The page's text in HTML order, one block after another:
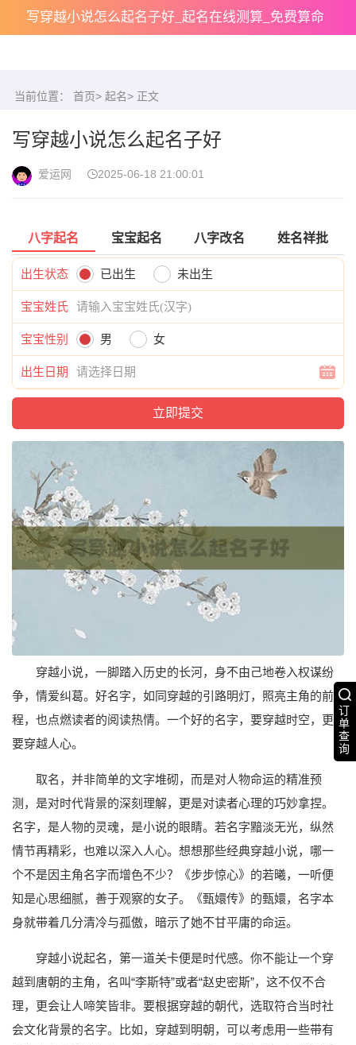
写穿越小说怎么起名子好_起名在线测算_免费算命
订
单
查
询
当前位置： 首页> 起名> 正文
写穿越小说怎么起名子好
爱运网 2025-06-18 21:00:01
八字起名 宝宝起名 八字改名 姓名祥批
出生状态 已出生 未出生
宝宝姓氏
宝宝性别 男 女
出生日期
穿越小说，一脚踏入历史的长河，身不由己地卷入权谋纷
争，情爱纠葛。好名字，如同穿越的引路明灯，照亮主角的前
程，也点燃读者的阅读热情。一个好的名字，要穿越时空，更
要穿越人心。
取名，并非简单的文字堆砌，而是对人物命运的精准预
测，是对时代背景的深刻理解，更是对读者心理的巧妙拿捏。
名字，是人物的灵魂，是小说的眼睛。若名字黯淡无光，纵然
情节再精彩，也难以深入人心。想想那些经典穿越小说，哪一
个不是因主角名字而增色不少？《步步惊心》的若曦，一听便
知是心思细腻，善于观察的女子。《甄嬛传》的甄嬛，名字本
身就带着几分清冷与孤傲，暗示了她不甘平庸的命运。
穿越小说起名，第一道关卡便是时代感。你不能让一个穿
越到唐朝的主角，名叫“李斯特”或者“赵史密斯”，这不仅不合
理，更会让人啼笑皆非。要根据穿越的朝代，选取符合当时社
会文化背景的名字。比如，穿越到明朝，可以考虑用一些带有